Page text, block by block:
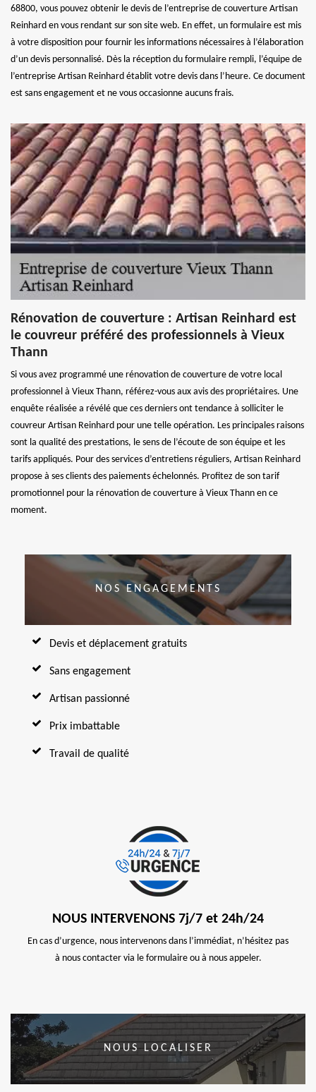
68800, vous pouvez obtenir le devis de l’entreprise de couverture Artisan
Reinhard en vous rendant sur son site web. En effet, un formulaire est mis
à votre disposition pour fournir les informations nécessaires à l’élaboration
d’un devis personnalisé. Dès la réception du formulaire rempli, l’équipe de
l’entreprise Artisan Reinhard établit votre devis dans l’heure. Ce document
est sans engagement et ne vous occasionne aucuns frais.
Rénovation de couverture : Artisan Reinhard est
le couvreur préféré des professionnels à Vieux
Thann
Si vous avez programmé une rénovation de couverture de votre local
professionnel à Vieux Thann, référez-vous aux avis des propriétaires. Une
enquête réalisée a révélé que ces derniers ont tendance à solliciter le
couvreur Artisan Reinhard pour une telle opération. Les principales raisons
sont la qualité des prestations, le sens de l’écoute de son équipe et les
tarifs appliqués. Pour des services d’entretiens réguliers, Artisan Reinhard
propose à ses clients des paiements échelonnés. Profitez de son tarif
promotionnel pour la rénovation de couverture à Vieux Thann en ce
moment.
NOS ENGAGEMENTS
Devis et déplacement gratuits
Sans engagement
Artisan passionné
Prix imbattable
Travail de qualité
NOUS INTERVENONS 7j/7 et 24h/24
En cas d’urgence, nous intervenons dans l’immédiat, n’hésitez pas
à nous contacter via le formulaire ou à nous appeler.
NOUS LOCALISER